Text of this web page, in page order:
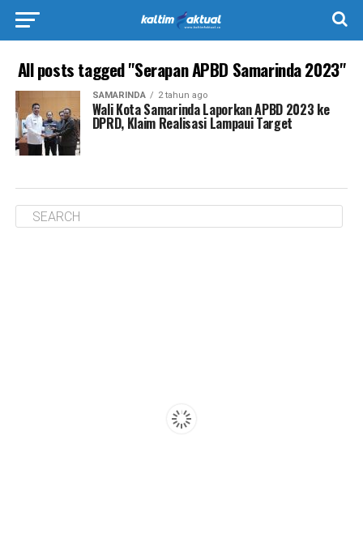
All posts tagged "Serapan APBD Samarinda 2023"
SAMARINDA 2 tahun ago
Wali Kota Samarinda Laporkan APBD 2023 ke
DPRD, Klaim Realisasi Lampaui Target